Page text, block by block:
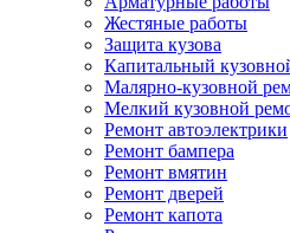
Жестяные работы
Защита кузова
Капитальный
Малярно-кузовной
Мелкий кузовной
Ремонт автоэлектрики
Ремонт бампера
Ремонт вмятин
Ремонт дверей
Ремонт капота